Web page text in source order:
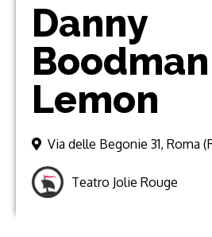
Danny
Boodman
Lemon
Via delle Begonie 31, Roma
Teatro Jolie Rouge